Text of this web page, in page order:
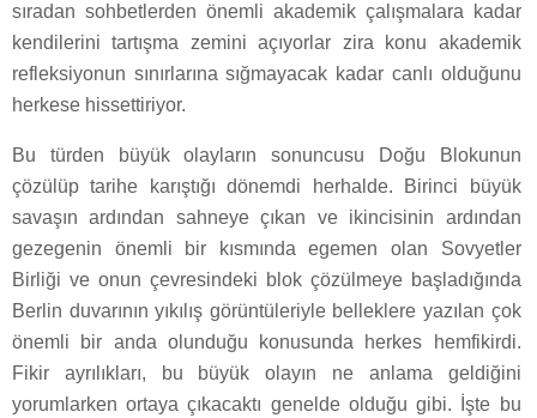
sıradan sohbetlerden önemli akademik çalışmalara kadar
kendilerini tartışma zemini açıyorlar zira konu akademik
refleksiyonun sınırlarına sığmayacak kadar canlı olduğunu
herkese hissettiriyor.
Bu türden büyük olayların sonuncusu Doğu Blokunun
çözülüp tarihe karıştığı dönemdi herhalde. Birinci büyük
savaşın ardından sahneye çıkan ve ikincisinin ardından
gezegenin önemli bir kısmında egemen olan Sovyetler
Birliği ve onun çevresindeki blok çözülmeye başladığında
Berlin duvarının yıkılış görüntüleriyle belleklere yazılan çok
önemli bir anda olunduğu konusunda herkes hemfikirdi.
Fikir ayrılıkları, bu büyük olayın ne anlama geldiğini
yorumlarken ortaya çıkacaktı genelde olduğu gibi. İşte bu